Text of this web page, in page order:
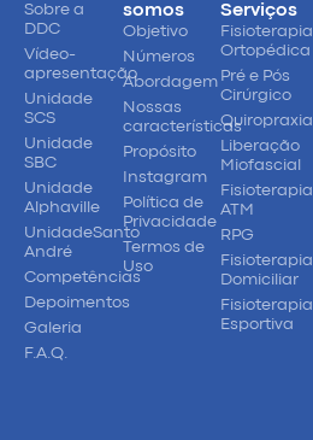
Sobre a
DDC
Vídeo-
apresentação
Unidade
SCS
Unidade
SBC
Unidade
Alphaville
UnidadeSanto
André
Competências
Depoimentos
Galeria
F.A.Q.
somos
Objetivo
Números
Abordagem
Nossas
características
Propósito
Instagram
Política de
Privacidade
Termos de
Uso
Serviços
Fisioterapia
Ortopédica
Pré e Pós
Cirúrgico
Quiropraxia
Liberação
Miofascial
Fisioterapia
ATM
RPG
Fisioterapia
Domiciliar
Fisioterapia
Esportiva